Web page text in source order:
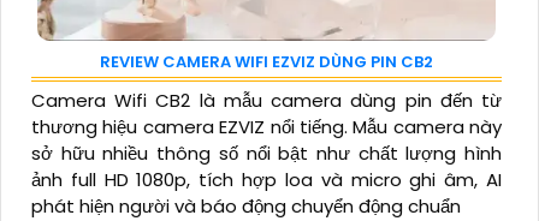
REVIEW CAMERA WIFI EZVIZ DÙNG PIN CB2
Camera Wifi CB2 là mẫu camera dùng pin đến từ
thương hiệu camera EZVIZ nổi tiếng. Mẫu camera này
sở hữu nhiều thông số nổi bật như chất lượng hình
ảnh full HD 1080p, tích hợp loa và micro ghi âm, AI
phát hiện người và báo động chuyển động chuẩn